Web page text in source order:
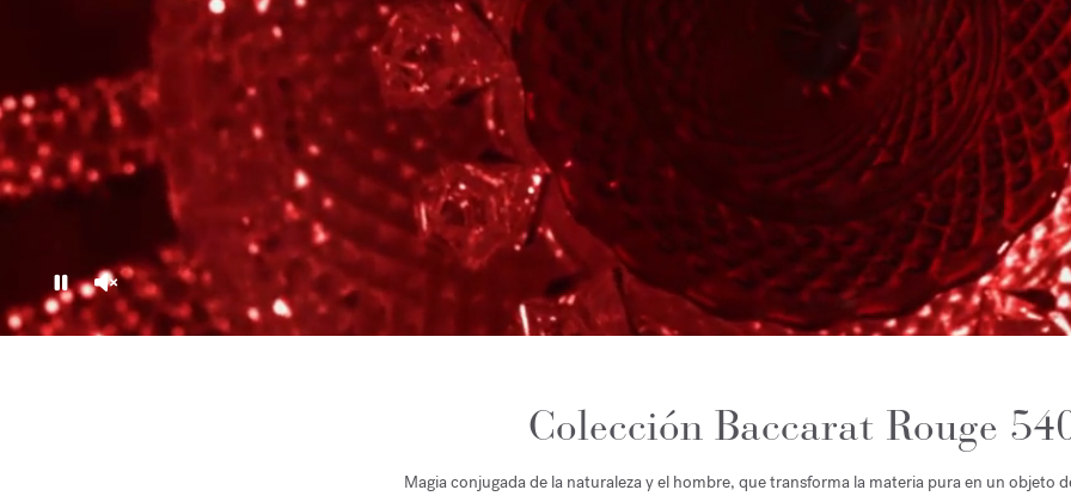
Pause
Unmute
Colección Baccarat Rouge
Magia conjugada de la naturaleza y el hombre, que transforma la materia pura en un objeto